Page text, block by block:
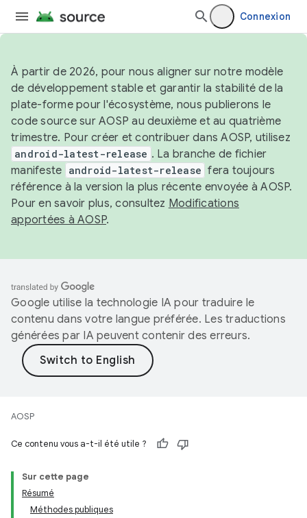
Connexion
À partir de 2026, pour nous aligner sur notre modèle
de développement stable et garantir la stabilité de la
plate-forme pour l'écosystème, nous publierons le
code source sur AOSP au deuxième et au quatrième
trimestre. Pour créer et contribuer dans AOSP, utilisez
android-latest-release . La branche de fichier
manifeste android-latest-release fera toujours
référence à la version la plus récente envoyée à AOSP.
Pour en savoir plus, consultez Modifications
apportées à AOSP.
Google utilise la technologie IA pour traduire le
contenu dans votre langue préférée. Les traductions
générées par IA peuvent contenir des erreurs.
AOSP
Ce contenu vous a-t-il été utile ?
Sur cette page
Résumé
Méthodes publiques